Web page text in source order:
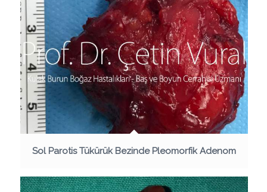
Sol Parotis Tükürük Bezinde Pleomorfik Adenom